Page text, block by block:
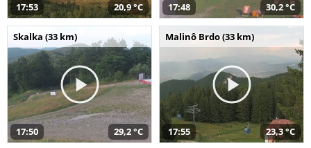
17:53 20,9 °C 17:48 30,2 °C
Skalka (33 km)
17:50 29,2 °C
Malinô Brdo (33 km)
17:55 23,3 °C